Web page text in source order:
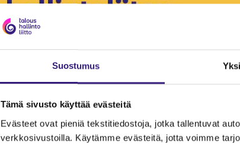
Suostumus
Tämä sivusto käyttää evästeitä
Evästeet ovat pieniä tekstitiedostoja, jotka tallentuvat
verkkosivustoilla. Käytämme evästeitä, jotta voimme